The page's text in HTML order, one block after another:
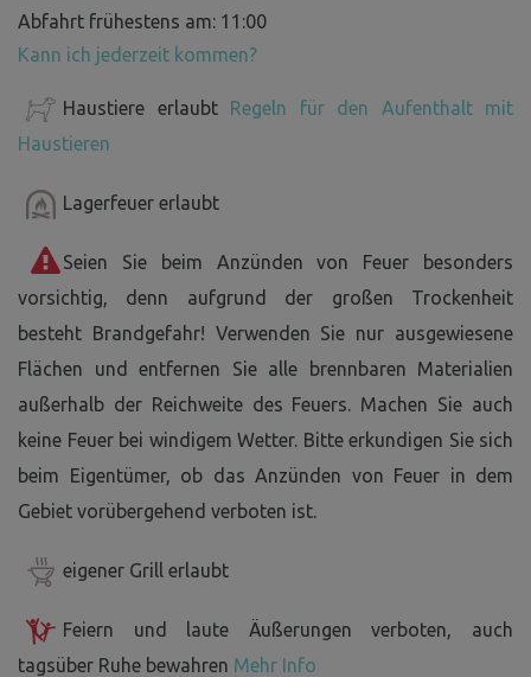
Abfahrt frühestens am: 11:00
Kann ich jederzeit kommen?
Haustiere erlaubt Regeln für den Aufenthalt mit
Haustieren
Lagerfeuer erlaubt
Seien Sie beim Anzünden von Feuer besonders
vorsichtig, denn aufgrund der großen Trockenheit
besteht Brandgefahr! Verwenden Sie nur ausgewiesene
Flächen und entfernen Sie alle brennbaren Materialien
außerhalb der Reichweite des Feuers. Machen Sie auch
keine Feuer bei windigem Wetter. Bitte erkundigen Sie sich
beim Eigentümer, ob das Anzünden von Feuer in dem
Gebiet vorübergehend verboten ist.
eigener Grill erlaubt
Feiern und laute Äußerungen verboten, auch
tagsüber Ruhe bewahren Mehr Info